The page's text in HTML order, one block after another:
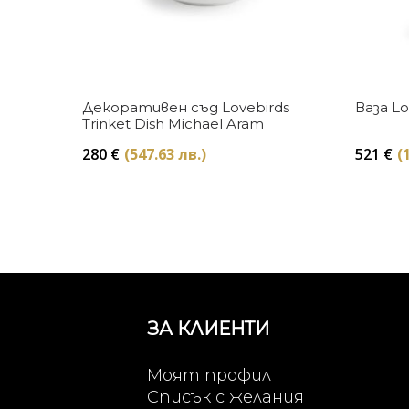
Купи
Декоративен съд Lovebirds
Trinket Dish Michael Aram
280 € (547.63 лв.)
Ваза
521 €
ЗА КЛИЕНТИ
Моят профил
Списък с желания